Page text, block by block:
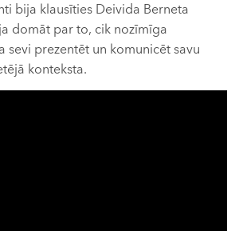
bija klausīties Deivida Berneta
domāt par to, cik nozīmīga
sevi prezentēt un komunicēt savu
konteksta.